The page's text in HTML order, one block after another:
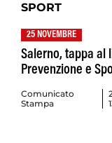
SPORT
25 NOVEMBRE
Salerno, tappa al
Prevenzione e
Comunicato
Stampa